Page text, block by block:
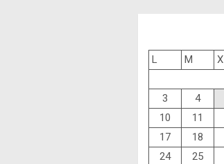
L
M X
3
4
10
11
17
18
24
25